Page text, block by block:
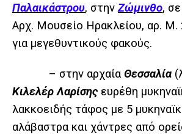
Παλαικάστρου, στηνΖώμινθο,
Αρχ. Μουσείο Ηρακλείου, αρ. M.
για μεγεθυντικούς φακούς.
– στην αρχαίαΘεσσαλία
Κιλελέρ Λαρίσης ευρέθη
λακκοειδής τάφος με 5
αλάβαστρα και χάντρες από